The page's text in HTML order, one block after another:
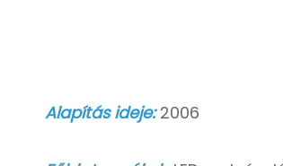
Alapítás ideje:2006